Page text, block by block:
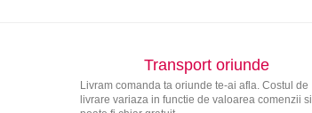
Transport oriunde
Livram comanda ta oriunde te-ai afla. Costul de
livrare variaza in functie de valoarea comenzii si